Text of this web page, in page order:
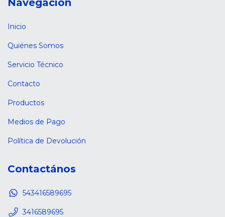
Navegación
Inicio
Quiénes Somos
Servicio Técnico
Contacto
Productos
Medios de Pago
Política de Devolución
Contactános
543416589695
3416589695